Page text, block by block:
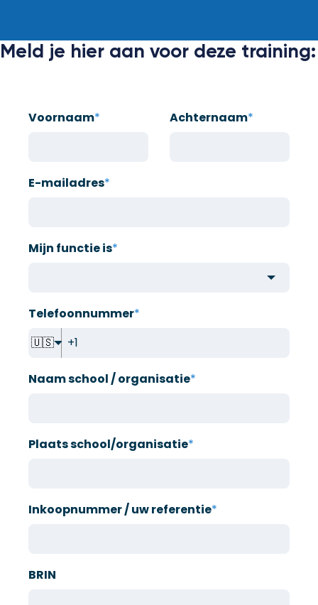
Meld je hier aan voor deze training:
Voornaam* Achternaam*
E-mailadres*
Mijn functie is*
Telefoonnummer*
🇺🇸
Naam school / organisatie*
Plaats school/organisatie*
Inkoopnummer / uw referentie*
BRIN